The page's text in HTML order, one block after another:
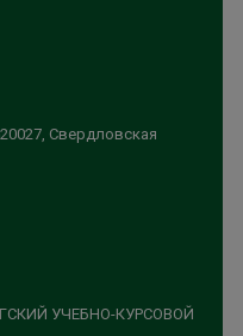
Свердловская
УЧЕБНО-КУРСОВОЙ